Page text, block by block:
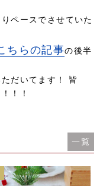
ペースでさせていた
ちらの記事の後半
だいてます！ 皆
！！
一覧